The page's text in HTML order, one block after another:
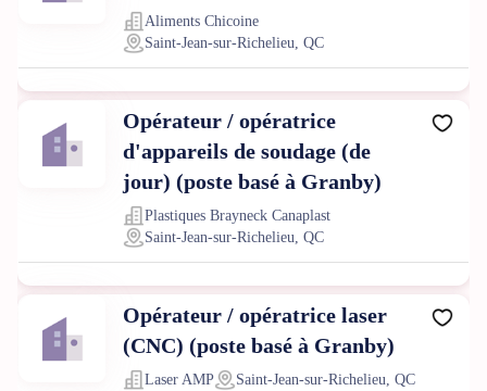
Aliments Chicoine
Saint-Jean-sur-Richelieu, QC
Opérateur / opératrice
d'appareils de soudage (de
jour) (poste basé à Granby)
Plastiques Brayneck Canaplast
Saint-Jean-sur-Richelieu, QC
Opérateur / opératrice laser
(CNC) (poste basé à Granby)
Laser AMP Saint-Jean-sur-Richelieu, QC